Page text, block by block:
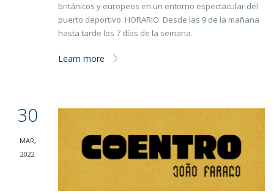
británicos y europeos en un entorno espectacular del
puerto deportivo. HORARIO: Desde las 9 de la mañana
hasta tarde los 7 días de la semana.
Learn more
30
MAR,
2022